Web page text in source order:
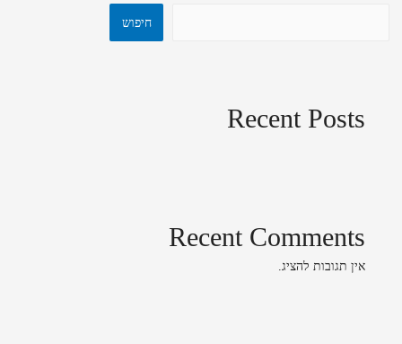
חיפוש
Recent Posts
Recent Comments
אין תגובות להציג.